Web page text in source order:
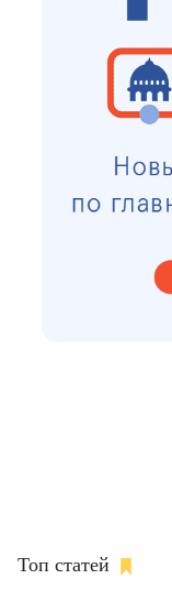
Топ статей